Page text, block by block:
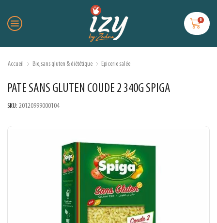
0
Accueil Bio,sans gluten & diététique Epicerie salée
PATE SANS GLUTEN COUDE 2 340G SPIGA
SKU: 20120999000104